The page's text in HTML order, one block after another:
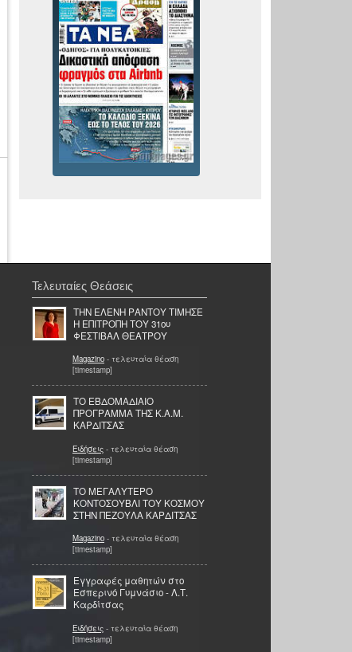
Τελευταίες Θεάσεις
ΤΗΝ ΕΛΕΝΗ ΡΑΝΤΟΥ ΤΙΜΗΣΕ
Η ΕΠΙΤΡΟΠΗ ΤΟΥ 31ου
ΦΕΣΤΙΒΑΛ ΘΕΑΤΡΟΥ
Magazino - τελευταία θέαση
[timestamp]
TO ΕΒΔΟΜΑΔΙΑΙΟ
ΠΡΟΓΡΑΜΜΑ ΤΗΣ Κ.Α.Μ.
ΚΑΡΔΙΤΣΑΣ
Ειδήσεις - τελευταία θέαση
[timestamp]
ΤΟ ΜΕΓΑΛΥΤΕΡΟ
ΚΟΝΤΟΣΟΥΒΛΙ ΤΟΥ ΚΟΣΜΟΥ
ΣΤΗΝ ΠΕΖΟΥΛΑ ΚΑΡΔΙΤΣΑΣ
Magazino - τελευταία θέαση
[timestamp]
Εγγραφές μαθητών στο
Εσπερινό Γυμνάσιο - Λ.Τ.
Καρδίτσας
Ειδήσεις - τελευταία θέαση
[timestamp]